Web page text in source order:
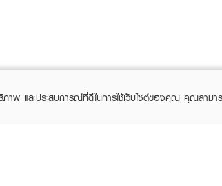
ภาพ และประสบการณ์ที่ดีในการใช้เว็บไซต์ของคุณ คุณสามา